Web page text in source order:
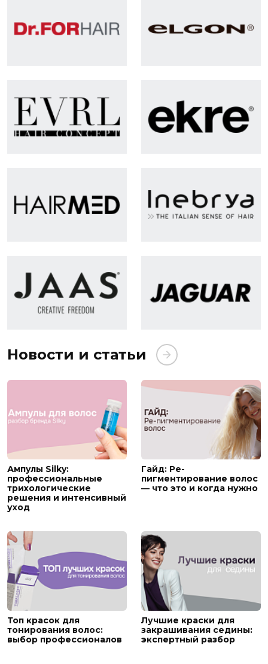
Новости и статьи
Ампулы Silky:
профессиональные
трихологические
решения и интенсивный
уход
Гайд: Ре-
пигментирование волос
— что это и когда нужно
Топ красок для
тонирования волос:
выбор профессионалов
Лучшие краски для
закрашивания седины:
экспертный разбор